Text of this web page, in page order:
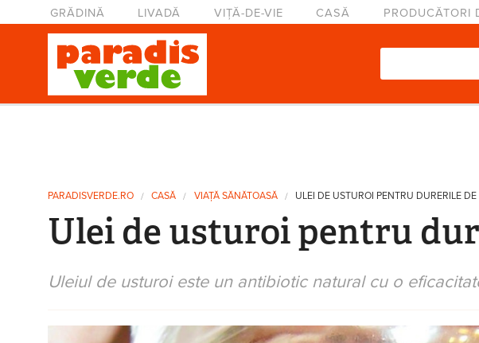
Mergi la conţinutul principal
Meniu principal
GRĂDINĂ LIVADĂ VIȚĂ-DE-VIE CASĂ PRODUCĂTORI
Eşti aici
PARADISVERDE.RO CASĂ VIAŢĂ SĂNĂTOASĂ ULEI DE USTUROI PENTRU DURERILE DE
Ulei de usturoi pentru
Uleiul de usturoi este un antibiotic natural cu o